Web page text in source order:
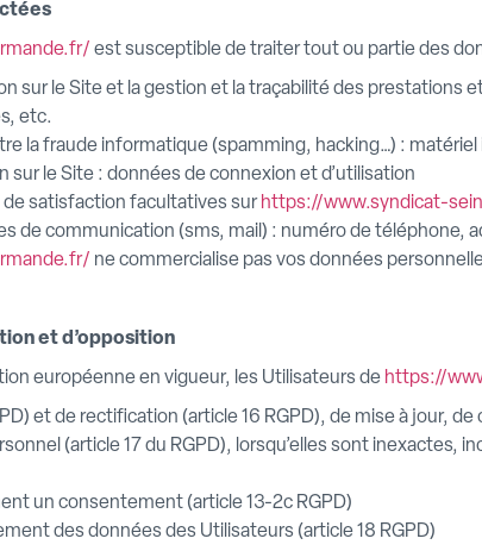
est susceptible de traiter tout ou partie des
sur le Site et la gestion et la traçabilité des prestations
etc.
la fraude informatique (spamming, hacking…) :
sur le Site : données de connexion et d’utilisation
satisfaction facultatives sur https://www.syndicat-
de communication (sms, mail) : numéro de téléphone,
ne commercialise pas vos données
et d’opposition
européenne en vigueur, les Utilisateurs de https://
et de rectification (article 16 RGPD), de mise à jour,
(article 17 du RGPD), lorsqu’elles sont
un consentement (article 13-2c RGPD)
des données des Utilisateurs (article 18 RGPD)